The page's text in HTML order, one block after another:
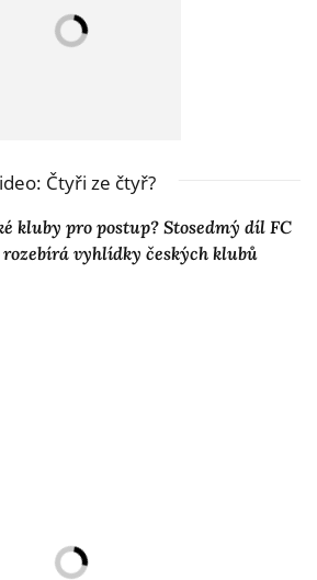
Čtyři ze čtyř?
kluby pro postup? Stosedmý díl FC
vyhlídky českých klubů